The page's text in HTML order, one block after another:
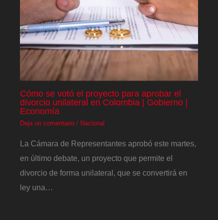
Cómo se votó el proyecto para aprobar el
divorcio unilateral en Colombia | Gobierno |
Economía
Deja un comentario / Nacional
La Cámara de Representantes aprobó este martes,
en último debate, un proyecto que permite el
divorcio de forma unilateral, que se convertirá en
ley una…